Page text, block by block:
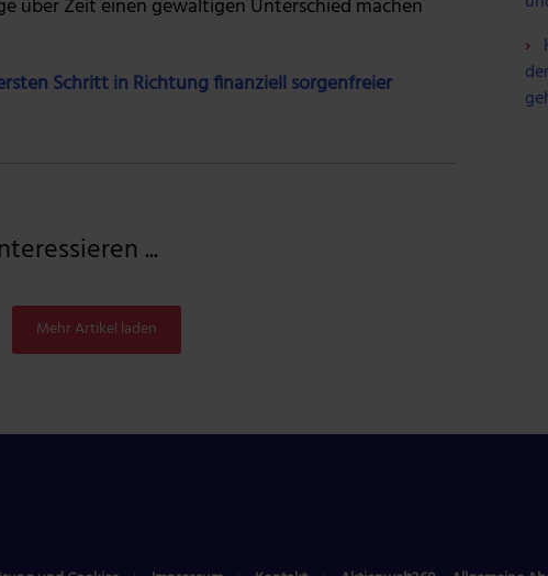
über Zeit einen gewaltigen Unterschied machen
Schritt in Richtung finanziell sorgenfreier
...
Mehr Artikel laden